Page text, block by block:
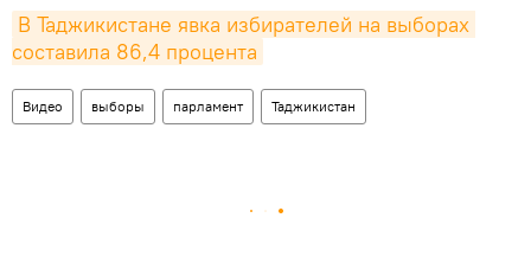
В Таджикистане явка избирателей на выборах
составила 86,4 процента
Видео выборы парламент Таджикистан